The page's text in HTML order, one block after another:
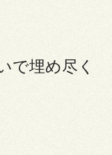
で埋め尽く